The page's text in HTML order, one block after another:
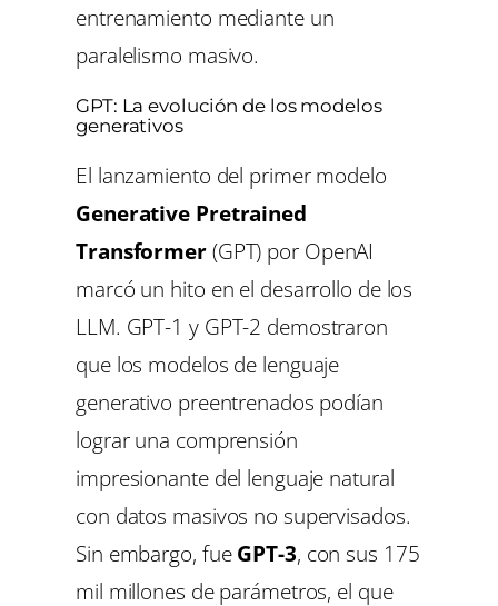
entrenamiento mediante un
paralelismo masivo.
GPT: La evolución de los modelos
generativos
El lanzamiento del primer modelo
Generative Pretrained
Transformer(GPT) por OpenAI
marcó un hito en el desarrollo de los
LLM. GPT-1 y GPT-2 demostraron
que los modelos de lenguaje
generativo preentrenados podían
lograr una comprensión
impresionante del lenguaje natural
con datos masivos no supervisados.
Sin embargo, fueGPT-3, con sus 175
mil millones de parámetros, el que